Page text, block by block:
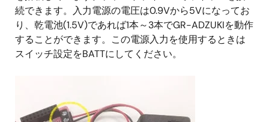
続できます。入力電源の電圧は0.9Vから5Vになってお
り、乾電池(1.5V)であれば1本～3本でGR-ADZUKIを動作
することができます。この電源入力を使用するときは
スイッチ設定をBATTにしてください。